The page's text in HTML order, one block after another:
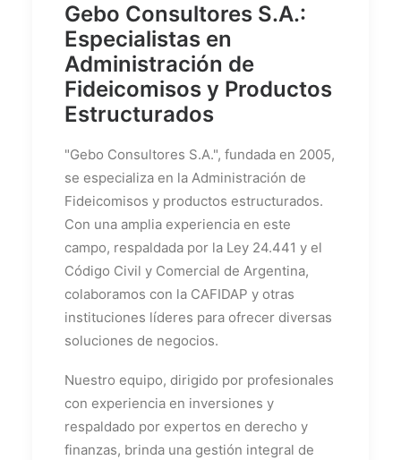
Gebo Consultores S.A.:
Especialistas en
Administración de
Fideicomisos y Productos
Estructurados
"Gebo Consultores S.A.", fundada en 2005,
se especializa en la Administración de
Fideicomisos y productos estructurados.
Con una amplia experiencia en este
campo, respaldada por la Ley 24.441 y el
Código Civil y Comercial de Argentina,
colaboramos con la CAFIDAP y otras
instituciones líderes para ofrecer diversas
soluciones de negocios.
Nuestro equipo, dirigido por profesionales
con experiencia en inversiones y
respaldado por expertos en derecho y
finanzas, brinda una gestión integral de